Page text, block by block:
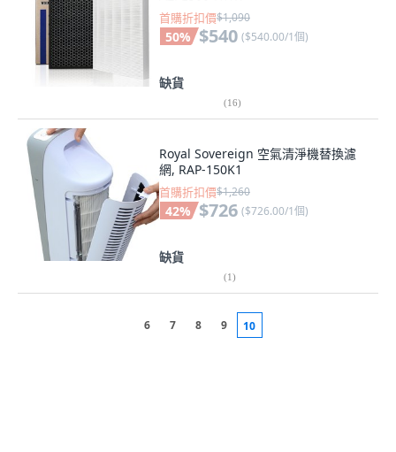
首購折扣價$1,090
50% $540 ($540.00/1個)
缺貨
(16)
Royal Sovereign 空氣清淨機替換濾
網, RAP-150K1
首購折扣價$1,260
42% $726 ($726.00/1個)
缺貨
(1)
6 7 8 9 10